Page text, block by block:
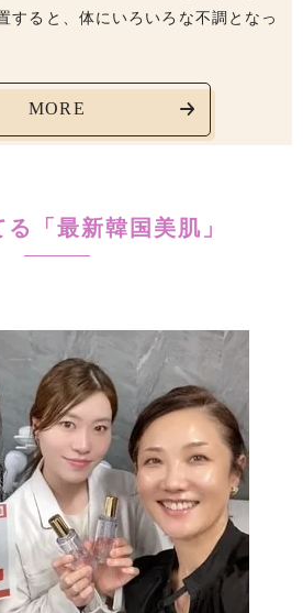
すると、体にいろいろな不調となっ
MORE
「最新韓国美肌」